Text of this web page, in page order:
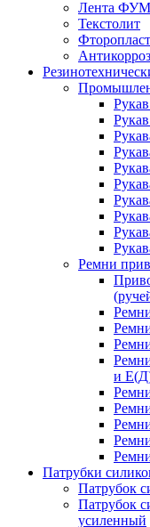
Лента ФУМ
Текстолит
Фторопласт
Ремни
и
Патрубки
Патрубок
Патрубок
усиленный